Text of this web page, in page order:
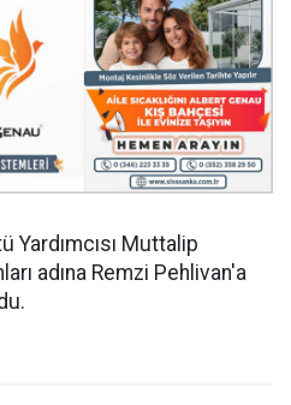
Yardımcısı Muttalip
adına Remzi Pehlivan'a